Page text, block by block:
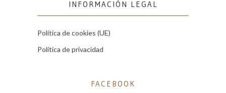
INFORMACIÓN LEGAL
Política de cookies (UE)
Política de privacidad
FACEBOOK